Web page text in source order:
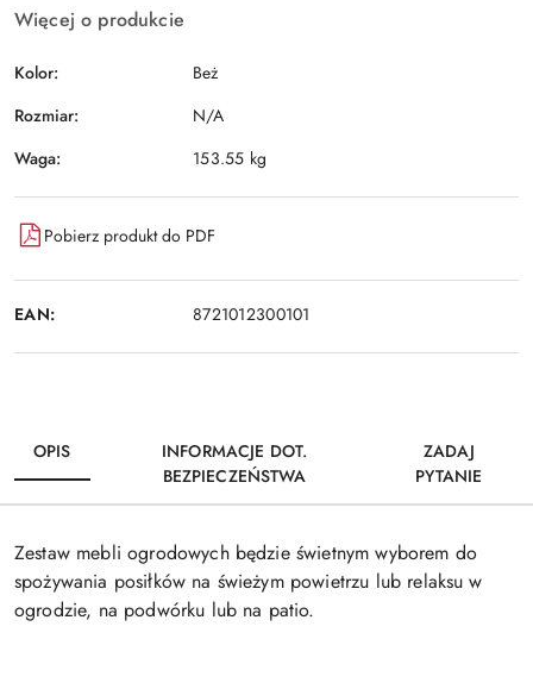
Więcej o produkcie
Kolor:
Beż
Rozmiar:
N/A
Waga:
153.55 kg
Pobierz produkt do PDF
EAN: 8721012300101
OPIS
INFORMACJE DOT.
BEZPIECZEŃSTWA
ZADAJ
PYTANIE
Zestaw mebli ogrodowych będzie świetnym wyborem do
spożywania posiłków na świeżym powietrzu lub relaksu w
ogrodzie, na podwórku lub na patio.